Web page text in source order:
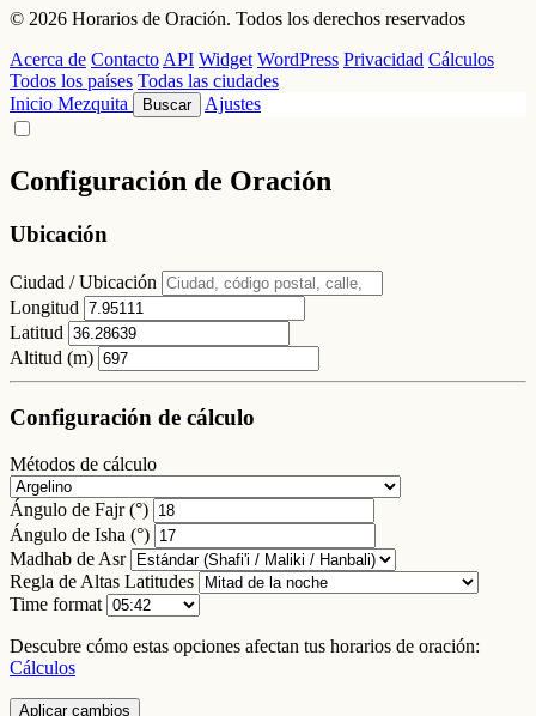
© 2026 Horarios de Oración. Todos los derechos reservados
Acerca de Contacto API Widget WordPress Privacidad Cálculos
Todos los países Todas las ciudades
Inicio Mezquita Buscar Ajustes
Configuración de Oración
Ubicación
Ciudad / Ubicación
Longitud
Latitud
Altitud (m)
Configuración de cálculo
Métodos de cálculo
Ángulo de Fajr (°)
Ángulo de Isha (°)
Madhab de Asr
Regla de Altas Latitudes
Time format
Descubre cómo estas opciones afectan tus horarios de oración:
Cálculos
Aplicar cambios